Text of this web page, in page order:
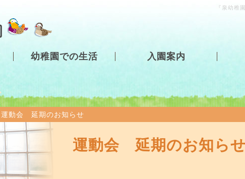
『泉幼稚
幼稚園での生活 入園案内
運動会 延期のお知らせ
運動会 延期のお知らせ